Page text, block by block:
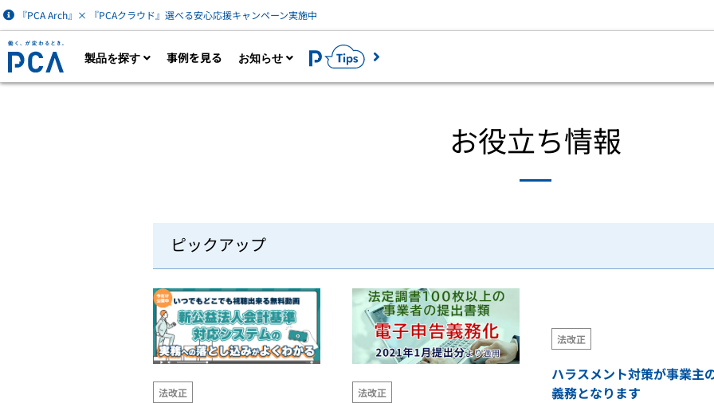
『PCA Arch』× 『PCAクラウド』選べる安心応援キャンペーン実施中
製品を探す
債務管理オプショ
ン
建設業会計
個別原価会計
公益法人会計
医療法人会計
人事管理
税務計算
固定資産 hyper /
固定資産
人事労務電子化「PCA Hub HR
身上申請電子化「PCA Hub 労務管理
請求書明細配信「PCA Hub 取引明細
事例を見る お知らせ
免責事項
お役立ち情報
ピックアップ
法改正 法改正
法改正
ハラスメント対策が事業主
義務となります